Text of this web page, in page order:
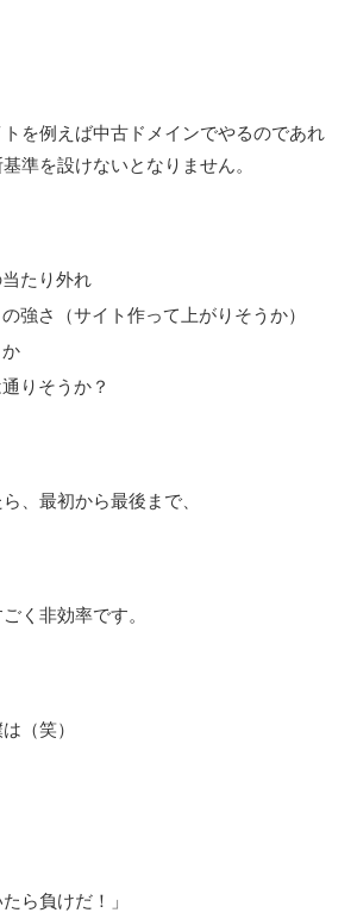
を例えば中古ドメインでやるのであれ
準を設けないとなりません。
たり外れ
強さ（サイト作って上がりそうか）
りそうか？
、最初から最後まで、
く非効率です。
（笑）
ら負けだ！」